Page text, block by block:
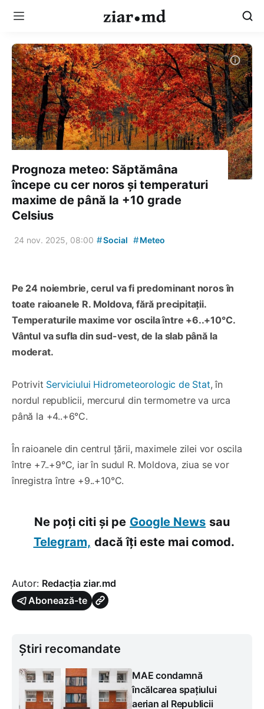
Prognoza meteo: Săptămâna
începe cu cer noros și temperaturi
maxime de până la +10 grade
Celsius
24 nov. 2025, 08:00 #Social #Meteo
Pe 24 noiembrie, cerul va fi predominant noros în
toate raioanele R. Moldova, fără precipitații.
Temperaturile maxime vor oscila între +6..+10°C.
Vântul va sufla din sud-vest, de la slab până la
moderat.
Potrivit Serviciului Hidrometeorologic de Stat, în
nordul republicii, mercurul din termometre va urca
până la +4..+6°C.
În raioanele din centrul țării, maximele zilei vor oscila
între +7..+9°C, iar în sudul R. Moldova, ziua se vor
înregistra între +9..+10°C.
Ne poți citi și pe Google News sau
Telegram, dacă îți este mai comod.
Autor: Redacția ziar.md
Abonează-te
Știri recomandate
MAE condamnă
încălcarea spațiului
aerian al Republicii